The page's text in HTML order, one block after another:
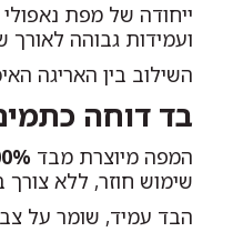
ייחודה של מפת
ועמידות גבוהה לאורך
השילוב בין האריגה
בד דוחה
המפה מיוצרת מבד 100%
שימוש חוזר, ללא
הבד עמיד, שומר על